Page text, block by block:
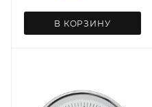
В КОРЗИНУ